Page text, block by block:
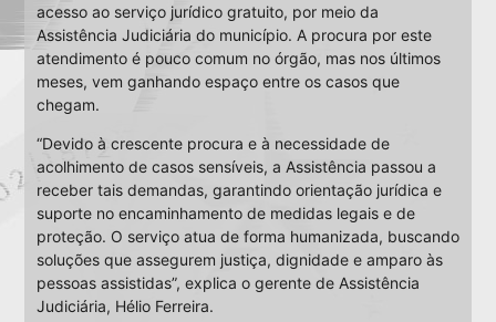
acesso ao serviço jurídico gratuito, por meio da
Assistência Judiciária do município. A procura por este
atendimento é pouco comum no órgão, mas nos últimos
meses, vem ganhando espaço entre os casos que
chegam.
“Devido à crescente procura e à necessidade de
acolhimento de casos sensíveis, a Assistência passou a
receber tais demandas, garantindo orientação jurídica e
suporte no encaminhamento de medidas legais e de
proteção. O serviço atua de forma humanizada, buscando
soluções que assegurem justiça, dignidade e amparo às
pessoas assistidas”, explica o gerente de Assistência
Judiciária, Hélio Ferreira.